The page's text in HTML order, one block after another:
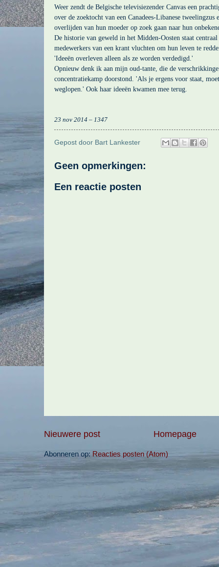
Weer zendt de Belgische televisiezender Canvas een
over de zoektocht van een Canadees-Libanese tweelingzus
overlijden van hun moeder op zoek gaan naar hun
De historie van geweld in het Midden-Oosten staat
medewerkers van een krant vluchten om hun leven te
'Ideeën overleven alleen als ze worden verdedigd.'
Opnieuw denk ik aan mijn oud-tante, die de
concentratiekamp doorstond. 'Als je ergens voor staat,
weglopen.' Ook haar ideeën kwamen mee terug.
23 nov 2014 – 1347
Gepost door Bart Lankester
Geen opmerkingen:
Een reactie posten
Nieuwere post Homepage
Abonneren op: Reacties posten (Atom)